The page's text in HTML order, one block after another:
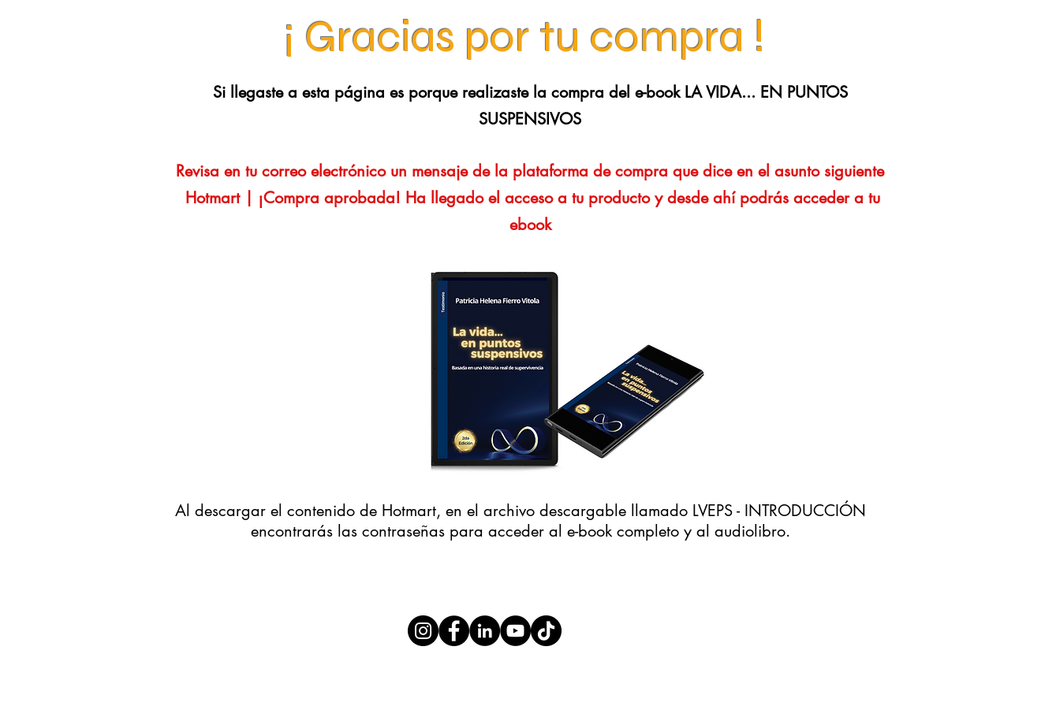
¡ Gracias por tu compra !
Si llegaste a esta página es porque realizaste la compra del e-book LA VIDA... EN PUNTOS
SUSPENSIVOS
Revisa en tu correo electrónico un mensaje de la plataforma de compra que dice en el asunto siguiente
Hotmart | ¡Compra aprobada! Ha llegado el acceso a tu producto y desde ahí podrás acceder a tu
ebook
Al descargar el contenido de Hotmart, en el archivo descargable llamado LVEPS - INTRODUCCIÓN
encontrarás las contraseñas para acceder al e-book completo y al audiolibro.